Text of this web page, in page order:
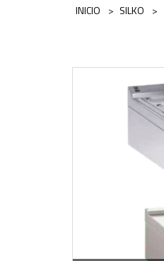
INICIO > SILKO >
-